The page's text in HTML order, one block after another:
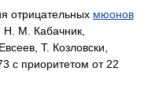
отрицательных мюонов
Н. М. Кабачник,
Т. Козловски,
с приоритетом от 22